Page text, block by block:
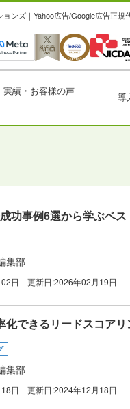
ンズ｜Yahoo広告/Google広告正規
実績・お客様の声
導
功事例6選から学ぶベス
集部
日 更新日:2026年02月19日
化できるリードスコア
集部
日 更新日:2024年12月18日